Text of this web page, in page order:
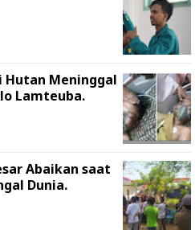
Hutan Meninggal
Lamteuba.
Abaikan saat
Dunia.